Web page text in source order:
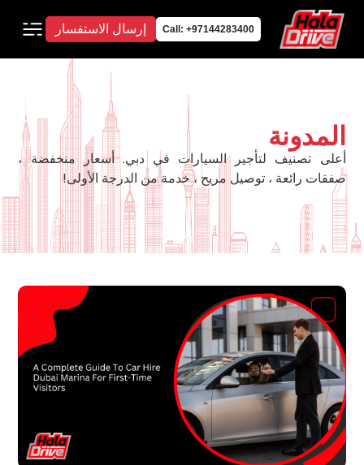
Call: +97144283400 إرسال الاستفسار
المدونة
أعلى تصنيف لتأجير السيارات في دبي. أسعار منخفضة ،
صفقات رائعة ، توصيل مريح ، خدمة من الدرجة الأولى!